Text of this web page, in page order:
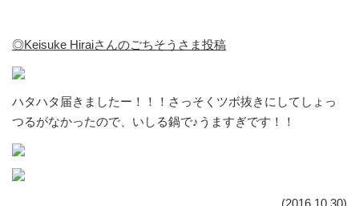
◎Keisuke Hiraiさんのごちそうさま投稿
ハタハタ届きましたー！！！さっそくツボ抜きにしてしょっ
つるがなかったので、いしる鍋で♪うますぎです！！
(2016.10.30)